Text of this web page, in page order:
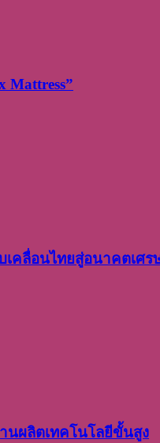
Mattress”
เคลื่อนไทยสู่อนาคตเ
นผลิตเทคโนโลยีขั้นสูง